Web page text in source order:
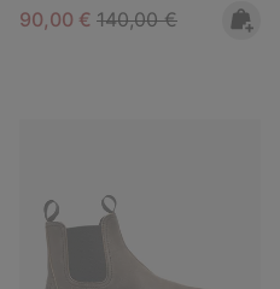
Sale price:
90,00 € Regular price:
140,00 €